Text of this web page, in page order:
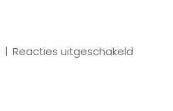
| Reacties uitgeschakeld